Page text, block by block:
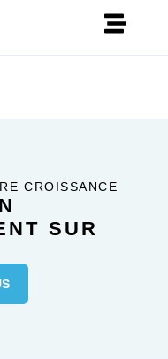
CROISSANCE
SUR